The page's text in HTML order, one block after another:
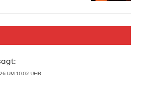
UM 10:02 UHR